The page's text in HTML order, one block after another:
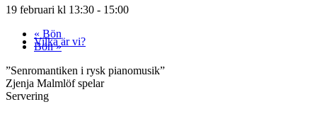
Vilka är vi?
19 februari kl 13:30 - 15:00
« Bön
Bön»
”Senromantiken i rysk pianomusik”
Zjenja Malmlöf spelar
Servering